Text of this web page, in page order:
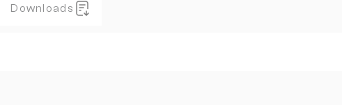
Downloads